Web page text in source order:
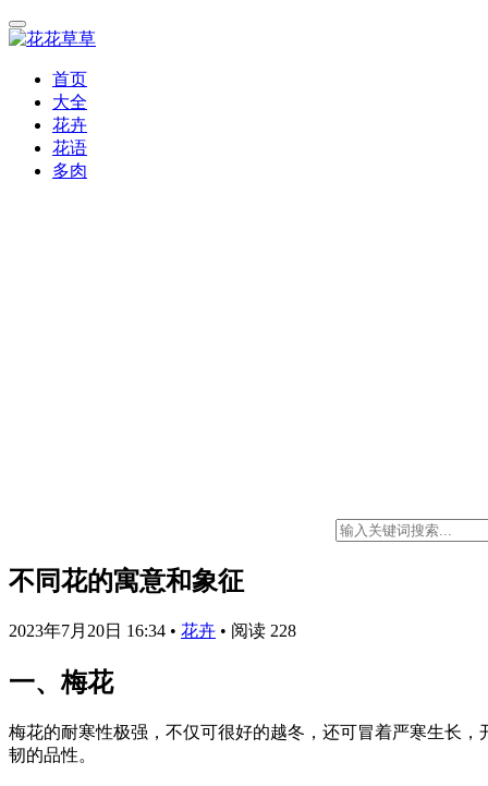
首页
大全
花卉
花语
多肉
不同花的寓意和象征
2023年7月20日 16:34 • 花卉 • 阅读 228
一、梅花
梅花的耐寒性极强，不仅可很好的越冬，还可冒着严寒生长
韧的品性。